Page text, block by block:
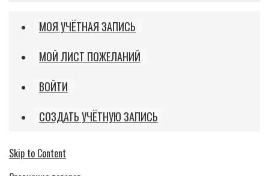
МОЯ УЧЁТНАЯ ЗАПИСЬ
МОЙ ЛИСТ ПОЖЕЛАНИЙ
ВОЙТИ
СОЗДАТЬ УЧЁТНУЮ ЗАПИСЬ
Skip to Content